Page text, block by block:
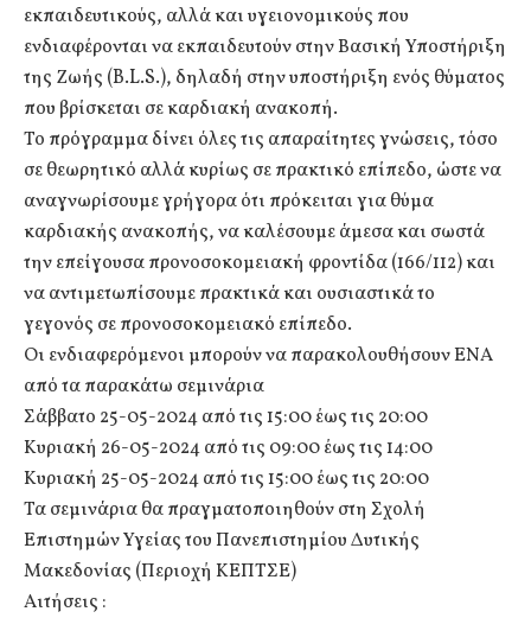
εκπαιδευτικούς, αλλά και υγειονομικούς που
ενδιαφέρονται να εκπαιδευτούν στην Βασική Υποστήριξη
της Ζωής (B.L.S.), δηλαδή στην υποστήριξη ενός θύματος
που βρίσκεται σε καρδιακή ανακοπή.
Το πρόγραμμα δίνει όλες τις απαραίτητες γνώσεις, τόσο
σε θεωρητικό αλλά κυρίως σε πρακτικό επίπεδο, ώστε να
αναγνωρίσουμε γρήγορα ότι πρόκειται για θύμα
καρδιακής ανακοπής, να καλέσουμε άμεσα και σωστά
την επείγουσα προνοσοκομειακή φροντίδα (166/112) και
να αντιμετωπίσουμε πρακτικά και ουσιαστικά το
γεγονός σε προνοσοκομειακό επίπεδο.
Οι ενδιαφερόμενοι μπορούν να παρακολουθήσουν ΕΝΑ
από τα παρακάτω σεμινάρια
Σάββατο 25-05-2024 από τις 15:00 έως τις 20:00
Κυριακή 26-05-2024 από τις 09:00 έως τις 14:00
Κυριακή 25-05-2024 από τις 15:00 έως τις 20:00
Τα σεμινάρια θα πραγματοποιηθούν στη Σχολή
Επιστημών Υγείας του Πανεπιστημίου Δυτικής
Μακεδονίας (Περιοχή ΚΕΠΤΣΕ)
Αιτήσεις :